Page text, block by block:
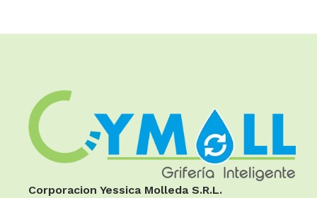
Corporacion Yessica Molleda S.R.L.